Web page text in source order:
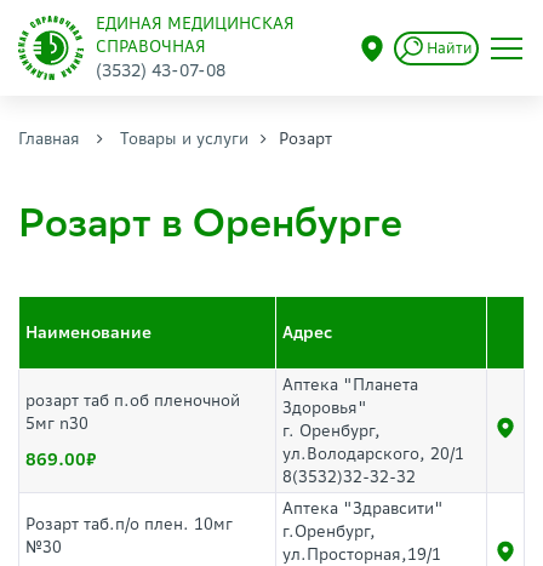
ЕДИНАЯ МЕДИЦИНСКАЯ
СПРАВОЧНАЯ
(3532) 43-07-08
Найти
Главная Товары и услуги Розарт
Розарт в Оренбурге
Наименование Адрес
розарт таб п.об пленочной
5мг n30
869.00
Аптека "Планета
Здоровья"
г. Оренбург,
ул.Володарского, 20/1
8(3532)32-32-32
Розарт таб.п/о плен. 10мг
№30
Аптека "Здравсити"
г.Оренбург,
ул.Просторная,19/1